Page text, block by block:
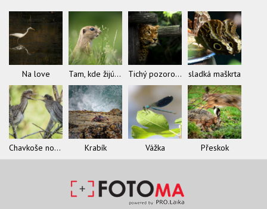
Na love Tam, kde žijú sysle Tichý pozorovateľ sladká maškrta
Chavkoše nočné Krabík Vážka Přeskok